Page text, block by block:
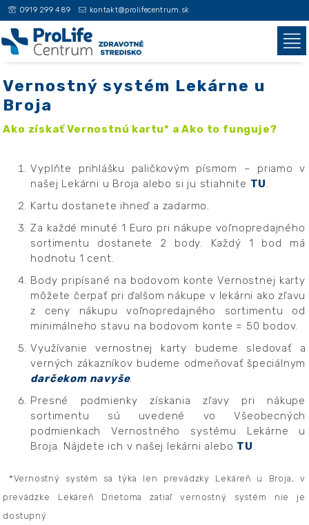
0919 299 489 kontakt@prolifecentrum.sk
Vernostný systém Lekárne u
Broja
Ako získať Vernostnú kartu* a Ako to funguje?
Vyplňte prihlášku paličkovým písmom – priamo v
našej Lekárni u Broja alebo si ju stiahnite TU.
Kartu dostanete ihneď a zadarmo.
Za každé minuté 1 Euro pri nákupe voľnopredajného
sortimentu dostanete 2 body. Každý 1 bod má
hodnotu 1 cent.
Body pripísané na bodovom konte Vernostnej karty
môžete čerpať pri ďalšom nákupe v lekárni ako zľavu
z ceny nákupu voľnopredajného sortimentu od
minimálneho stavu na bodovom konte = 50 bodov.
Využívanie vernostnej karty budeme sledovať a
verných zákazníkov budeme odmeňovať špeciálnym
darčekom navyše.
Presné podmienky získania zľavy pri nákupe
sortimentu sú uvedené vo Všeobecných
podmienkach Vernostného systému Lekárne u
Broja. Nájdete ich v našej lekárni alebo TU.
*Vernostný systém sa týka len prevádzky Lekáreň u Broja, v
prevádzke Lekáreň Drietoma zatiaľ vernostný systém nie je
dostupný.